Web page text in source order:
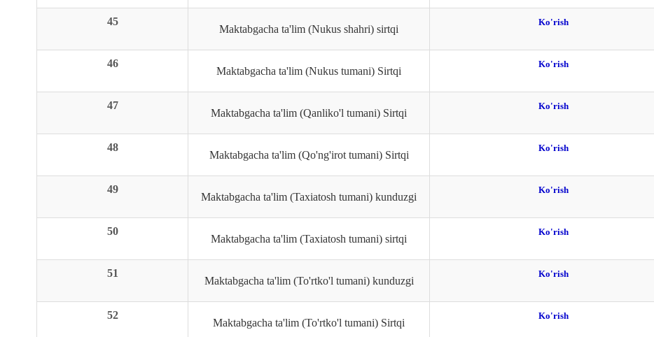
45
Maktabgacha ta'lim (Nukus shahri) sirtqi
Ko'rish
46
Maktabgacha ta'lim (Nukus tumani) Sirtqi
Ko'rish
47
Maktabgacha ta'lim (Qanliko'l tumani) Sirtqi
Ko'rish
48
Maktabgacha ta'lim (Qo'ng'irot tumani) Sirtqi
Ko'rish
49
Maktabgacha ta'lim (Taxiatosh tumani) kunduzgi
Ko'rish
50
Maktabgacha ta'lim (Taxiatosh tumani) sirtqi
Ko'rish
51
Maktabgacha ta'lim (To'rtko'l tumani) kunduzgi
Ko'rish
52
Maktabgacha ta'lim (To'rtko'l tumani) Sirtqi
Ko'rish